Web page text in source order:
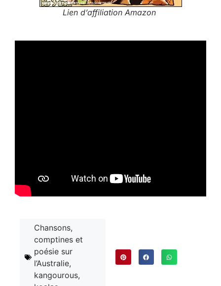
Lien d’affiliation Amazon
Chansons,
comptines et
poésie sur
l’Australie,
kangourous,